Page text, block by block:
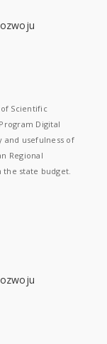
Scientific
Digital
and usefulness of
Regional
state budget.